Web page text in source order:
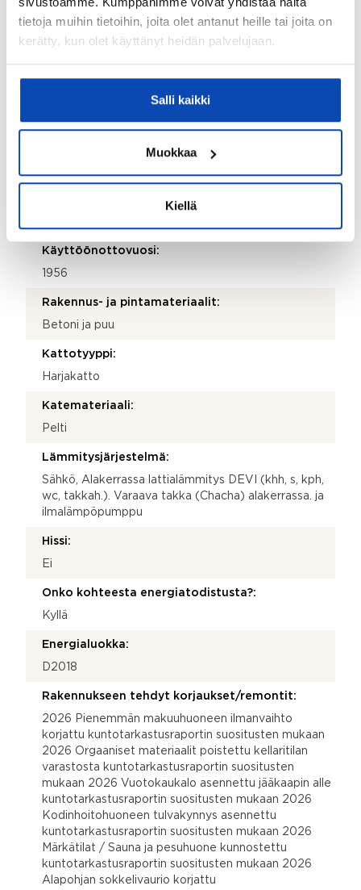
tietoja muihin tietoihin, joita olet antanut heille tai joita on
kerätty, kun olet käyttänyt heidän palvelujaan.
Salli kaikki
Muokkaa
Kiellä
Kuntotarkastukseen kirjatut suositukset on nyt tehty
ja tuleva ostaja pääsee nauttimaan huolettomasta
asumisesta.
Käyttöönottovuosi:
1956
Rakennus- ja pintamateriaalit:
Betoni ja puu
Kattotyyppi:
Harjakatto
Katemateriaali:
Pelti
Lämmitysjärjestelmä:
Sähkö, Alakerrassa lattialämmitys DEVI (khh, s, kph,
wc, takkah.). Varaava takka (Chacha) alakerrassa. ja
ilmalämpöpumppu
Hissi:
Ei
Onko kohteesta energiatodistusta?:
Kyllä
Energialuokka:
D2018
Rakennukseen tehdyt korjaukset/remontit:
2026 Pienemmän makuuhuoneen ilmanvaihto
korjattu kuntotarkastusraportin suositusten mukaan
2026 Orgaaniset materiaalit poistettu kellaritilan
varastosta kuntotarkastusraportin suositusten
mukaan 2026 Vuotokaukalo asennettu jääkaapin alle
kuntotarkastusraportin suositusten mukaan 2026
Kodinhoitohuoneen tulvakynnys asennettu
kuntotarkastusraportin suositusten mukaan 2026
Märkätilat / Sauna ja pesuhuone kunnostettu
kuntotarkastusraportin suositusten mukaan 2026
Alapohjan sokkelivaurio korjattu